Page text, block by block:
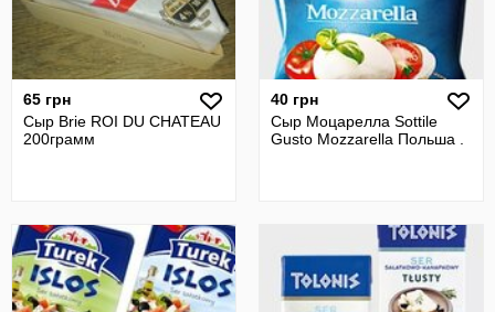
65 грн
Сыр Brie ROI DU CHATEAU
200грамм
40 грн
Сыр Моцарелла Sottile
Gusto Mozzarella Польша .